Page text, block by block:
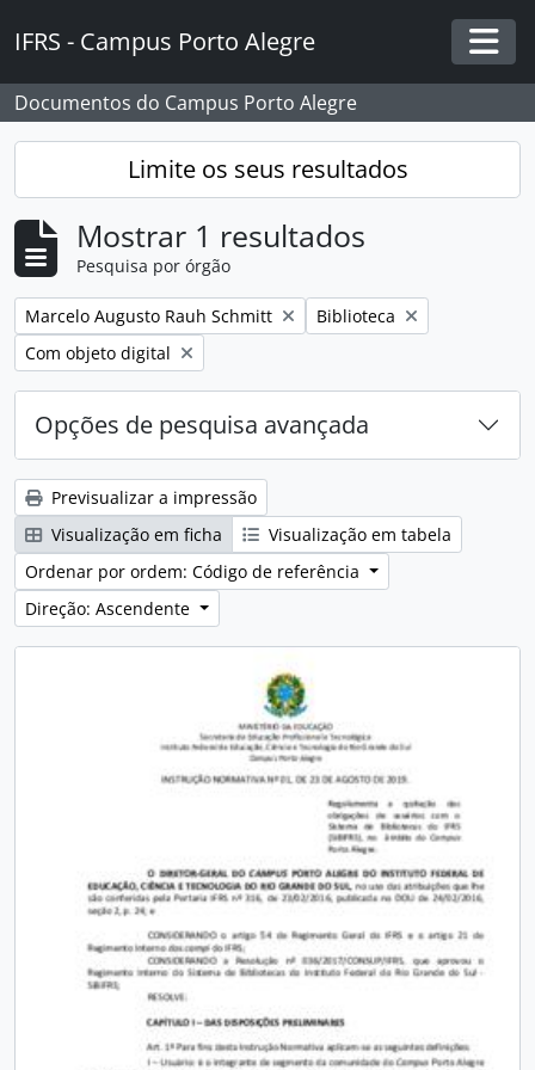
IFRS - Campus Porto Alegre
Documentos do Campus Porto Alegre
Limite os seus resultados
Mostrar 1 resultados
Pesquisa por órgão
Remover filtro:
Marcelo Augusto Rauh Schmitt Remover filtro:
Biblioteca
Remover filtro:
Com objeto digital
Opções de pesquisa avançada
Previsualizar a impressão
Visualização em ficha
Visualização em tabela
Ordenar por ordem: Código de referência
Direção: Ascendente